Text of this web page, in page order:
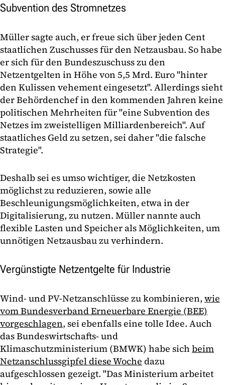
Subvention des Stromnetzes
Müller sagte auch, er freue sich über jeden Cent
staatlichen Zuschusses für den Netzausbau. So habe
er sich für den Bundeszuschuss zu den
Netzentgelten in Höhe von 5,5 Mrd. Euro "hinter
den Kulissen vehement eingesetzt". Allerdings sieht
der Behördenchef in den kommenden Jahren keine
politischen Mehrheiten für "eine Subvention des
Netzes im zweistelligen Milliardenbereich". Auf
staatliches Geld zu setzen, sei daher "die falsche
Strategie".
Deshalb sei es umso wichtiger, die Netzkosten
möglichst zu reduzieren, sowie alle
Beschleunigungsmöglichkeiten, etwa in der
Digitalisierung, zu nutzen. Müller nannte auch
flexible Lasten und Speicher als Möglichkeiten, um
unnötigen Netzausbau zu verhindern.
Vergünstigte Netzentgelte für Industrie
Wind- und PV-Netzanschlüsse zu kombinieren, wie
vom Bundesverband Erneuerbare Energie (BEE)
vorgeschlagen, sei ebenfalls eine tolle Idee. Auch
das Bundeswirtschafts- und
Klimaschutzministerium (BMWK) habe sich beim
Netzanschlussgipfel diese Woche dazu
aufgeschlossen gezeigt. "Das Ministerium arbeitet